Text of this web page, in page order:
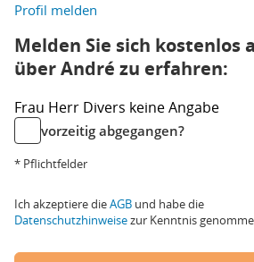
Profil melden
Melden Sie sich kostenlos
über André zu erfahren:
Frau Herr Divers keine Angabe
vorzeitig abgegangen?
* Pflichtfelder
Ich akzeptiere dieAGB und habe die
Datenschutzhinweisezur Kenntnis